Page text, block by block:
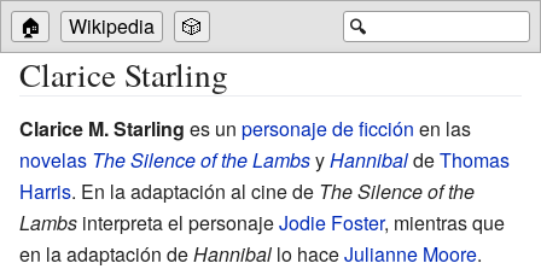
🔍
🏠 Wikipedia 🎲
Clarice Starling
Clarice M. Starling es un personaje de ficción en las
novelas The Silence of the LambsyHannibaldeThomas
Harris. En la adaptación al cine de The Silence of the
Lambs interpreta el personajeJodie Foster, mientras que
en la adaptación deHannibal lo haceJulianne Moore.